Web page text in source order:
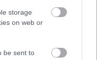
storage
on web or
be sent to
mondta, hogy „ne
Végig
hogy eltereljük a
Kenesére azért jó